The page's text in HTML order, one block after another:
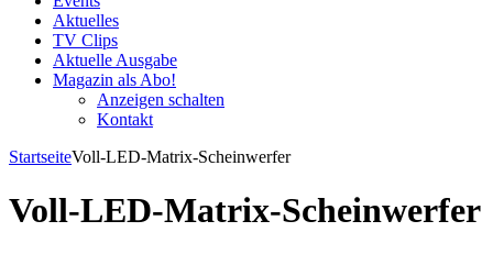
Aktuelles
TV Clips
Aktuelle Ausgabe
Magazin als Abo!
Anzeigen schalten
Kontakt
StartseiteVoll-LED-Matrix-Scheinwerfer
Voll-LED-Matrix-Scheinwerfer